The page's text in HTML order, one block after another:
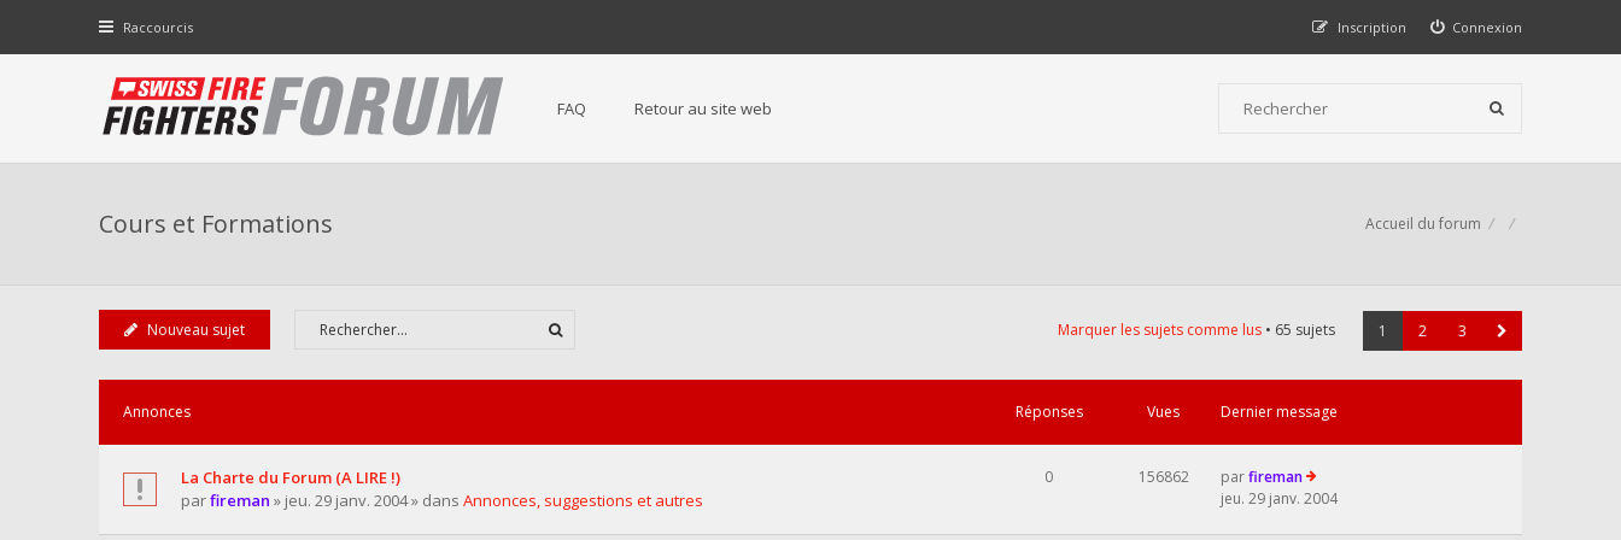
Raccourcis Connexion
Inscription
FAQ Retour au site web
Cours et Formations Accueil du forum
Nouveau sujet Marquer les sujets comme lus • 65 sujets 1 2 3
Annonces Réponses Vues Dernier message
La Charte du Forum (A LIRE !)
parfireman » jeu. 29 janv. 2004 » dans Annonces, suggestions et autres
0 156862 parfireman
jeu. 29 janv. 2004